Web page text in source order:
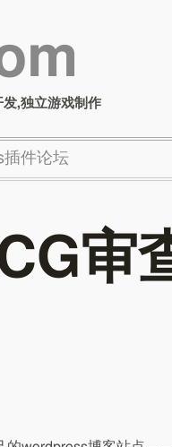
,独立游戏制作
插件论坛
审